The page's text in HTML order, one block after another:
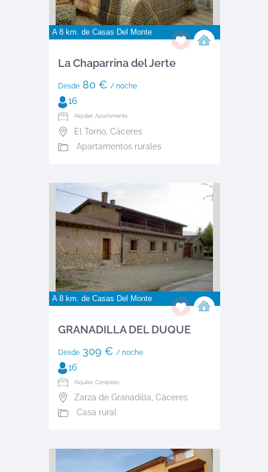
A 8 km. de Casas Del Monte
La Chaparrina del Jerte
Desde80 € / noche
16
Alquiler: Apartamento
El Torno, Cáceres
Apartamentos rurales
A 8 km. de Casas Del Monte
GRANADILLA DEL DUQUE
Desde309 € / noche
16
Alquiler: Completo
Zarza de Granadilla Cáceres
Casa rural